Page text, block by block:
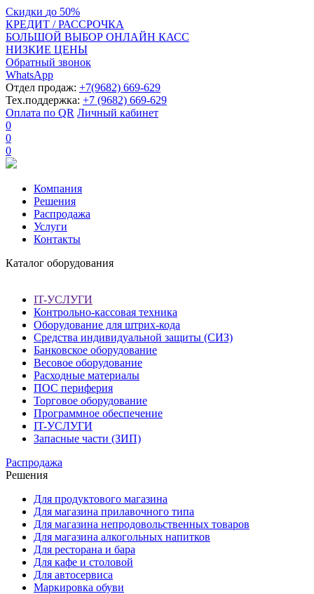
Скидки до 50%
КРЕДИТ / РАССРОЧКА
БОЛЬШОЙ ВЫБОР ОНЛАЙН КАСС
НИЗКИЕ ЦЕНЫ
Обратный звонок
WhatsApp
Отдел продаж: +7(9682) 669-629
Тех.поддержка: +7 (9682) 669-629
Оплата по QR Личный кабинет
0
0
0
Компания
Решения
Распродажа
Услуги
Контакты
Каталог оборудования
IT-УСЛУГИ
Контрольно-кассовая техника
Оборудование для штрих-кода
Средства индивидуальной защиты (СИЗ)
Банковское оборудование
Весовое оборудование
Расходные материалы
ПОС периферия
Торговое оборудование
Программное обеспечение
IT-УСЛУГИ
Запасные части (ЗИП)
Распродажа
Решения
Для продуктового магазина
Для магазина прилавочного типа
Для магазина непродовольственных товаров
Для магазина алкогольных напитков
Для ресторана и бара
Для кафе и столовой
Для автосервиса
Маркировка обуви